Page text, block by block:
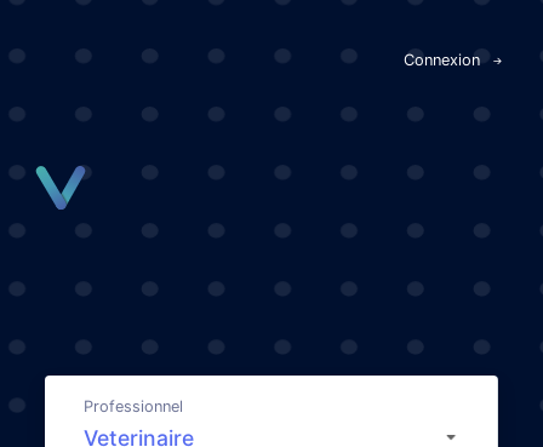
Connexion
Professionnel